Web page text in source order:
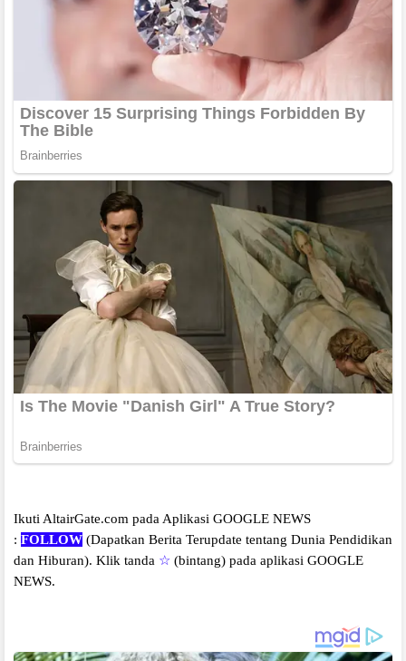
Ikuti AltairGate.com pada Aplikasi GOOGLE NEWS
: FOLLOW (Dapatkan Berita Terupdate tentang Dunia Pendidikan
dan Hiburan). Klik tanda ☆ (bintang) pada aplikasi GOOGLE
NEWS.